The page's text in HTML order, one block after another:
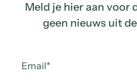
Meld je hier aan voor
geen nieuws uit